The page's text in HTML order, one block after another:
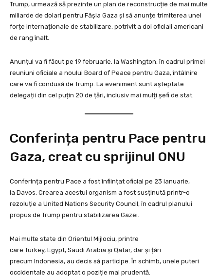
Trump, urmează să prezinte un plan de reconstrucție de mai multe
miliarde de dolari pentru Fâșia Gaza și să anunțe trimiterea unei
forțe internaționale de stabilizare, potrivit a doi oficiali americani
de rang înalt.
Anunțul va fi făcut pe 19 februarie, la Washington, în cadrul primei
reuniuni oficiale a noului Board of Peace pentru Gaza, întâlnire
care va fi condusă de Trump. La eveniment sunt așteptate
delegații din cel puțin 20 de țări, inclusiv mai mulți șefi de stat.
Conferința pentru Pace pentru
Gaza, creat cu sprijinul ONU
Conferința pentru Pace a fost înființat oficial pe 23 ianuarie,
la Davos. Crearea acestui organism a fost susținută printr-o
rezoluție a United Nations Security Council, în cadrul planului
propus de Trump pentru stabilizarea Gazei.
Mai multe state din Orientul Mijlociu, printre
care Turkey, Egypt, Saudi Arabia și Qatar, dar și țări
precum Indonesia, au decis să participe. În schimb, unele puteri
occidentale au adoptat o poziție mai prudentă.